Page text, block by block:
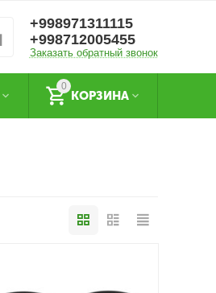
+998971311115
+998712005455
Заказать обратный звонок
0
КОРЗИНА